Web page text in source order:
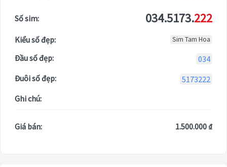
Số sim: 034.5173.222
Kiểu số đẹp: Sim Tam Hoa
Đầu số đẹp:
034
Đuôi số đẹp:
5173222
Ghi chú:
Giá bán: 1.500.000 ₫